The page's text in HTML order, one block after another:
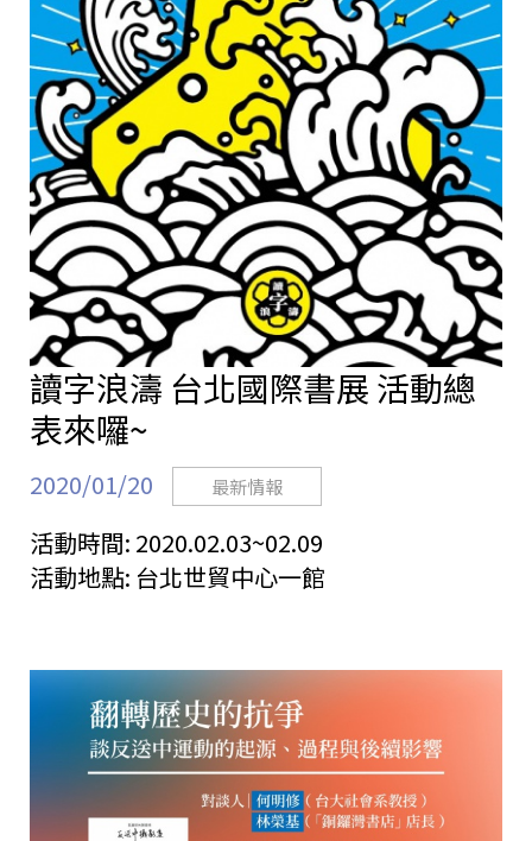
讀字浪濤 台北國際書展 活動總
表來囉~
2020/01/20 最新情報
活動時間: 2020.02.03~02.09
活動地點: 台北世貿中心一館